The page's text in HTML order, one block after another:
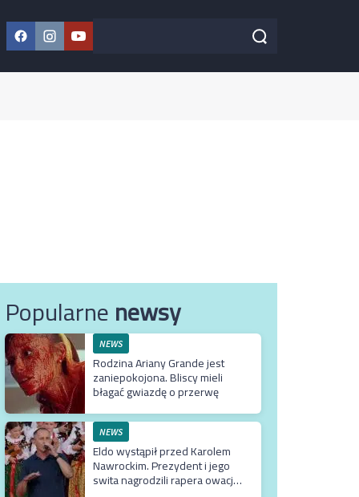
Facebook
Instagram
YouTube
Szukaj w serwisie Szukaj
Popularnenewsy
NEWS
Rodzina Ariany Grande jest
zaniepokojona. Bliscy mieli
błagać gwiazdę o przerwę
NEWS
Eldo wystąpił przed Karolem
Nawrockim. Prezydent i jego
swita nagrodzili rapera owacją